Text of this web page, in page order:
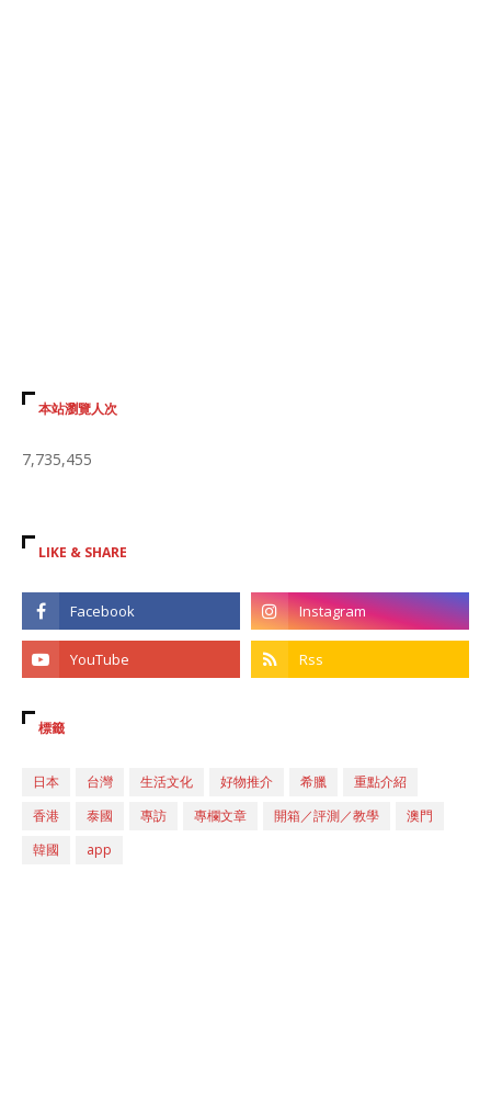
本站瀏覽人次
7,735,455
LIKE & SHARE
標籤
日本 台灣 生活文化 好物推介 希臘
重點介紹
香港
泰國 專訪 專欄文章 開箱／評測／教學
澳門
韓國
app